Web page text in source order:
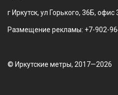
г Иркутск, ул Горького, 36Б, офис
Размещение рекламы: +7-902-
© Иркутские метры, 2017—2026